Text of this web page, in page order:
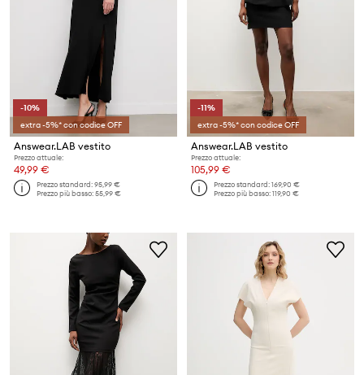
-10%
extra -5%* con codice OFF
Answear.LAB vestito
Prezzo attuale:
49,99 €
Prezzo standard:95,99 €
Prezzo più basso:55,99 €
-11%
extra -5%* con codice OFF
Answear.LAB vestito
Prezzo attuale:
105,99 €
Prezzo standard:169,90 €
Prezzo più basso:119,90 €